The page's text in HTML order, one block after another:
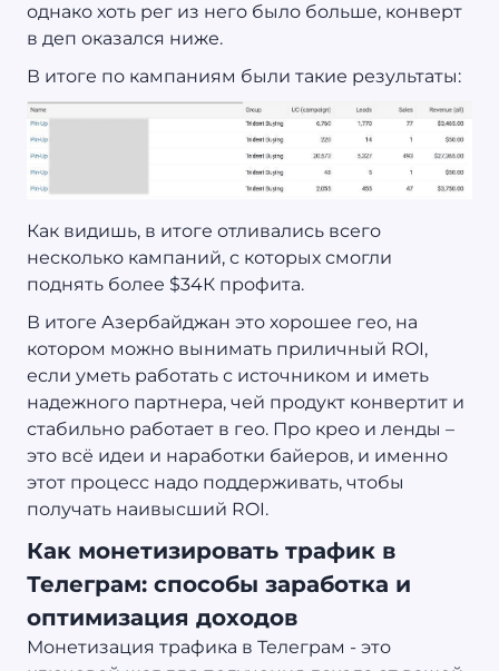
однако хоть рег из него было больше, конверт
в деп оказался ниже.
В итоге по кампаниям были такие результаты:
Как видишь, в итоге отливались всего
несколько кампаний, с которых смогли
поднять более $34К профита.
В итоге Азербайджан это хорошее гео, на
котором можно вынимать приличный ROI,
если уметь работать с источником и иметь
надежного партнера, чей продукт конвертит и
стабильно работает в гео. Про крео и ленды –
это всё идеи и наработки байеров, и именно
этот процесс надо поддерживать, чтобы
получать наивысший ROI.
Как монетизировать трафик в
Телеграм: способы заработка и
оптимизация доходов
Монетизация трафика в Телеграм - это